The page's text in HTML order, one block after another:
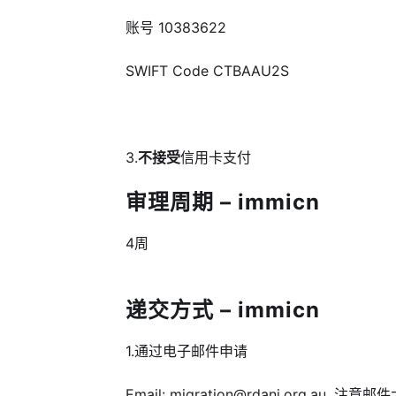
账号 10383622
SWIFT Code CTBAAU2S
3.不接受信用卡支付
审理周期 – immicn
4周
递交方式 – immicn
1.通过电子邮件申请